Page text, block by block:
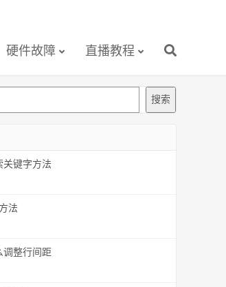
硬件故障 直播教程
搜索
关键字方法
法
调整行间距